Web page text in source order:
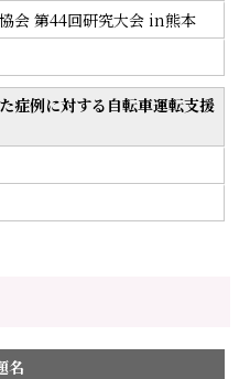
会 第44回研究大会 in熊本
症例に対する自転車運転支援
名